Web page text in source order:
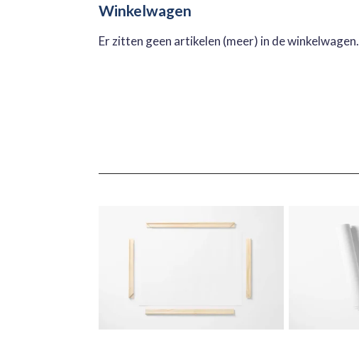
Winkelwagen
Er zitten geen artikelen (meer) in de winkelwagen.